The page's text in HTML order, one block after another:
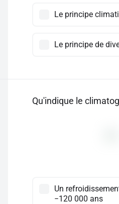
Le principe
Le principe de
Qu'indique le
Un
−120 000 ans